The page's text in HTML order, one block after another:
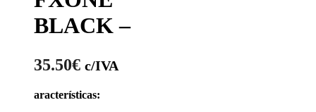
BLACK –
35.50€ c/IVA
aracterísticas: